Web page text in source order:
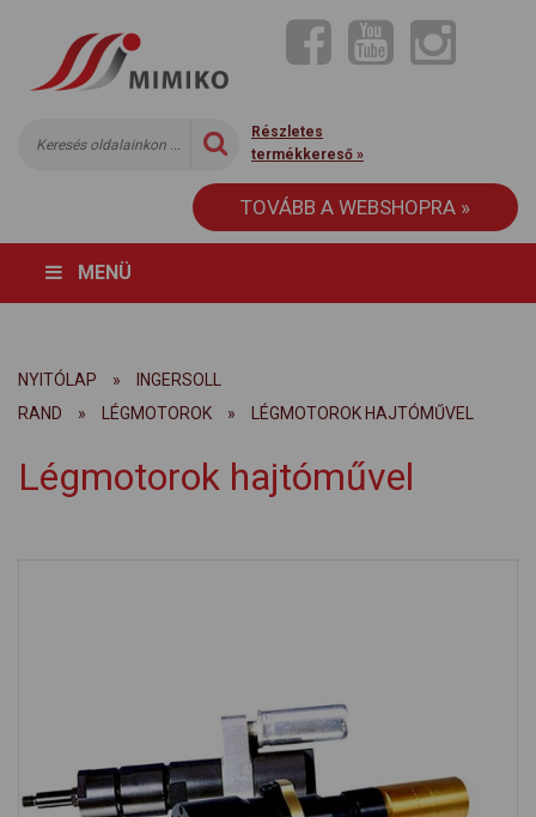
Részletes
termékkereső »
TOVÁBB A WEBSHOPRA »
MENÜ
NYITÓLAP »
INGERSOLL
RAND
» LÉGMOTOROK » LÉGMOTOROK HAJTÓMŰVEL
Légmotorok hajtóművel